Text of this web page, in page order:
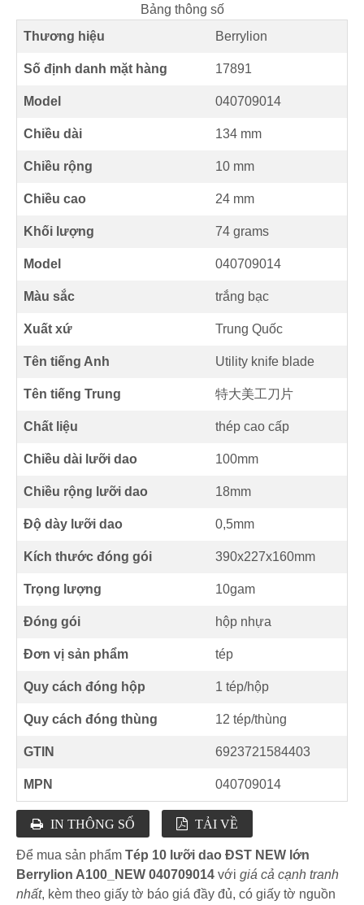
Bảng thông số
Thương hiệu
Berrylion
Số định danh mặt hàng 17891
Model 040709014
Chiều dài 134 mm
Chiều rộng 10 mm
Chiều cao 24 mm
Khối lượng 74 grams
Model 040709014
Màu sắc trắng bạc
Xuất xứ Trung Quốc
Tên tiếng Anh Utility knife blade
Tên tiếng Trung 特大美工刀片
Chất liệu thép cao cấp
Chiều dài lưỡi dao 100mm
Chiều rộng lưỡi dao 18mm
Độ dày lưỡi dao 0,5mm
Kích thước đóng gói 390x227x160mm
Trọng lượng 10gam
Đóng gói hộp nhựa
Đơn vị sản phẩm tép
Quy cách đóng hộp 1 tép/hộp
Quy cách đóng thùng 12 tép/thùng
GTIN 6923721584403
MPN 040709014
IN THÔNG SỐ TẢI VỀ
Để mua sản phẩm Tép 10 lưỡi dao ĐST NEW lớn
Berrylion A100_NEW 040709014 với giá cả cạnh tranh
nhất, kèm theo giấy tờ báo giá đầy đủ, có giấy tờ nguồn